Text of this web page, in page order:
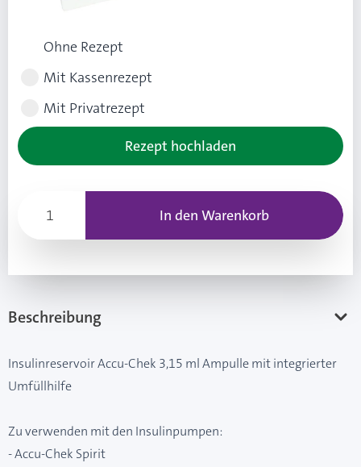
Ohne Rezept
Mit Kassenrezept
Mit Privatrezept
Rezept hochladen
In den Warenkorb
Beschreibung
Insulinreservoir Accu-Chek 3,15 ml Ampulle mit integrierter
Umfüllhilfe
Zu verwenden mit den Insulinpumpen:
- Accu-Chek Spirit